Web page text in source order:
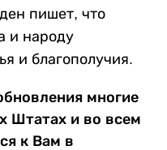
пишет, что
и народу
и благополучия.
многие
Штатах и во всем
к Вам в